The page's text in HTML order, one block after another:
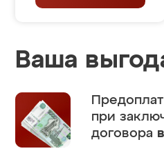
Ваша
при
договора